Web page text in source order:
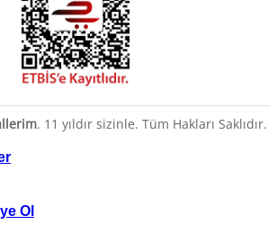
. 11 yıldır sizinle. Tüm Hakları Saklıdır.
Ol